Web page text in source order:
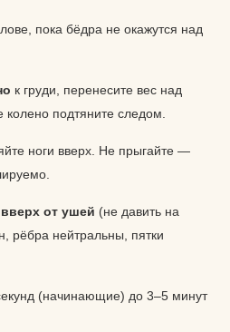
пока бёдра не окажутся над
к груди, перенесите вес над
подтяните следом.
ноги вверх. Не прыгайте —
от ушей (не давить на
рёбра нейтральны, пятки
(начинающие) до 3–5 минут